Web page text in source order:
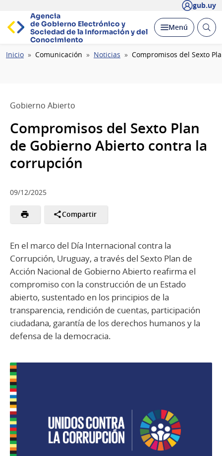
gub.uy
Agencia
de Gobierno Electrónico y
Sociedad de la Información y del
Conocimiento
Desplegar
Menú Abrir
Ruta
Inicio Comunicación Noticias Compromisos del Sexto
Gobierno Abierto
Compromisos del Sexto Plan
de Gobierno Abierto contra la
corrupción
09/12/2025
Compartir
En el marco del Día Internacional contra la
Corrupción, Uruguay, a través del Sexto Plan de
Acción Nacional de Gobierno Abierto reafirma el
compromiso con la construcción de un Estado
abierto, sustentado en los principios de la
transparencia, rendición de cuentas, participación
ciudadana, garantía de los derechos humanos y la
defensa de la democracia.